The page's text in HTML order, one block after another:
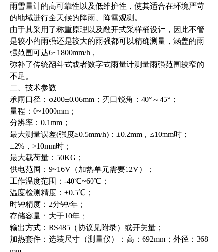
雨雪量计的高可靠性以及低维护性，使其适合在环境严苛
的地域进行全天候的降雨、降雪观测。
由于其采用了称重原理以及敞开式采样桶设计，因此不管
是较小的雨强还是较大的雨强都可以精确测量，涵盖的雨
强范围可达6~1800mm/h，
弥补了传统翻斗式或者数字式雨量计测量雨强范围较窄的
不足。
二、技术参数
承雨口径：φ200±0.06mm；刃口锐角：40°～45°；
量程：0~1000mm；
分辨率：0.1mm；
最大测量误差(强度≥0.5mm/h)：±0.2mm，≤10mm时；
±2%，>10mm时；
最大载荷量：50KG；
供电范围：9~16V（加热单元需要12V）；
工作温度范围：-40℃~60℃；
温度检测精度：±0.5℃；
时钟精度：2分钟/年；
存储容量：大于10年；
输出方式：RS485（协议见附录）或开关量；
加热套件：选装尺寸（测量仪）：高：692mm；外径：368